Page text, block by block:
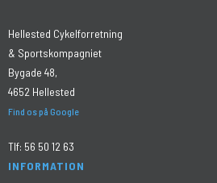
Hellested Cykelforretning
& Sportskompagniet
Bygade 48,
4652 Hellested
Find os på Google
Tlf: 56 50 12 63
INFORMATION